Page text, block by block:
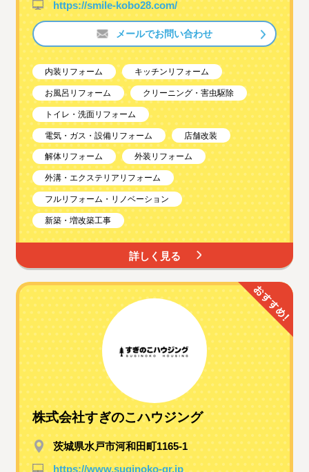
https://smile-kobo28.com/
メールでお問い合わせ
内装リフォーム キッチンリフォーム
お風呂リフォーム クリーニング・害虫駆除
トイレ・洗面リフォーム
電気・ガス・設備リフォーム 店舗改装
解体リフォーム 外装リフォーム
外溝・エクステリアリフォーム
フルリフォーム・リノベーション
新築・増改築工事
詳しく見る
株式会社すぎのこハウジング
茨城県水戸市河和田町1165-1
https://www.suginoko-gr.jp